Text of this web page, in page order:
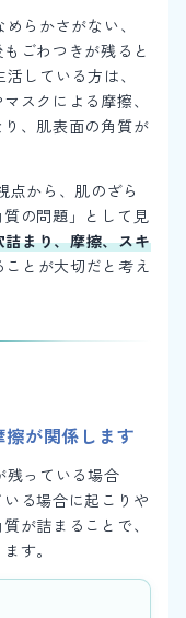
らかさがない、
ごわつきが残ると
活している方は、
スクによる摩擦、
、肌表面の角質が
点から、肌のざら
の問題」として見
まり、摩擦、スキ
とが大切だと考え
が関係します
残っている場合
る場合に起こりや
が詰まることで、
す。